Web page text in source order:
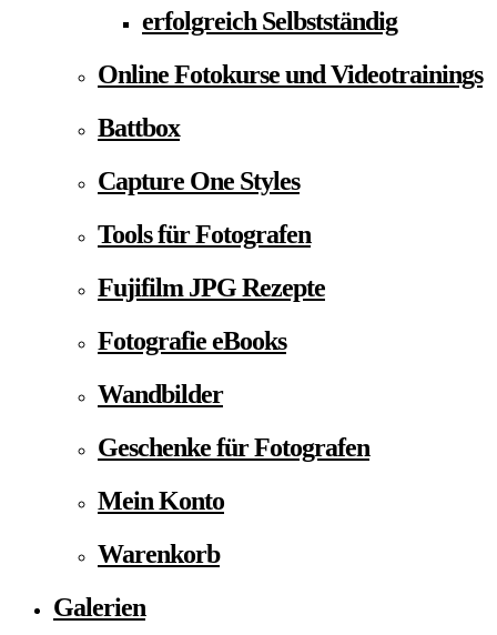
erfolgreich Selbstständig
Online Fotokurse und Videotrainings
Battbox
Capture One Styles
Tools für Fotografen
Fujifilm JPG Rezepte
Fotografie eBooks
Wandbilder
Geschenke für Fotografen
Mein Konto
Warenkorb
Galerien